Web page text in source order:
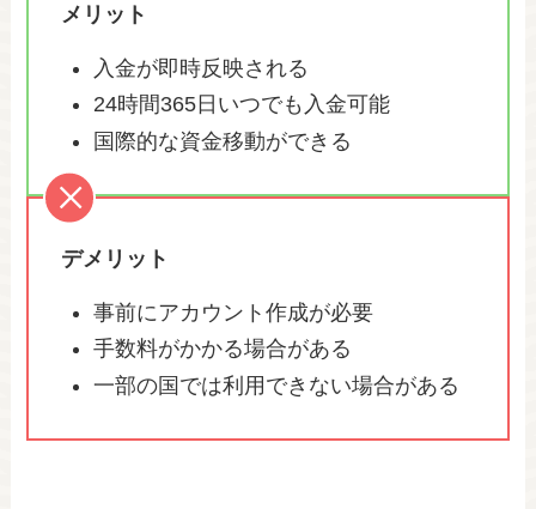
メリット
入金が即時反映される
24時間365日いつでも入金可能
国際的な資金移動ができる
デメリット
事前にアカウント作成が必要
手数料がかかる場合がある
一部の国では利用できない場合がある